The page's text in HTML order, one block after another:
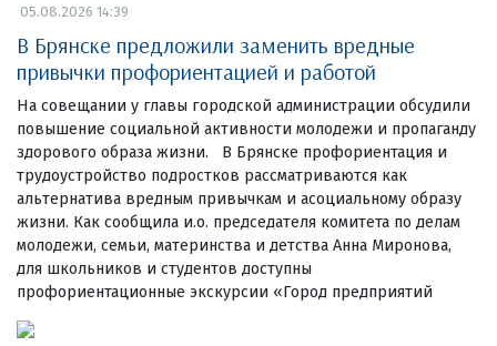
05.08.2026 14:39
В Брянске предложили заменить вредные
привычки профориентацией и работой
На совещании у главы городской администрации обсудили
повышение социальной активности молодежи и пропаганду
здорового образа жизни. В Брянске профориентация и
трудоустройство подростков рассматриваются как
альтернатива вредным привычкам и асоциальному образу
жизни. Как сообщила и.о. председателя комитета по делам
молодежи, семьи, материнства и детства Анна Миронова,
для школьников и студентов доступны
профориентационные экскурсии «Город предприятий